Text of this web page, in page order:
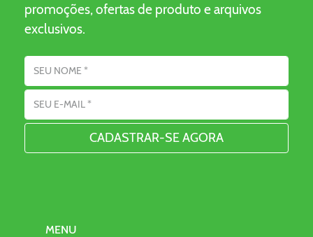
promoções, ofertas de produto e arquivos
exclusivos.
Nome
Endereço de Email
MENU